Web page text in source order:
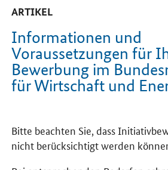
ARTIKEL
Informationen und
Voraussetzungen für
Bewerbung im
für Wirtschaft und
Bitte beachten Sie, dass
nicht berücksichtigt werden